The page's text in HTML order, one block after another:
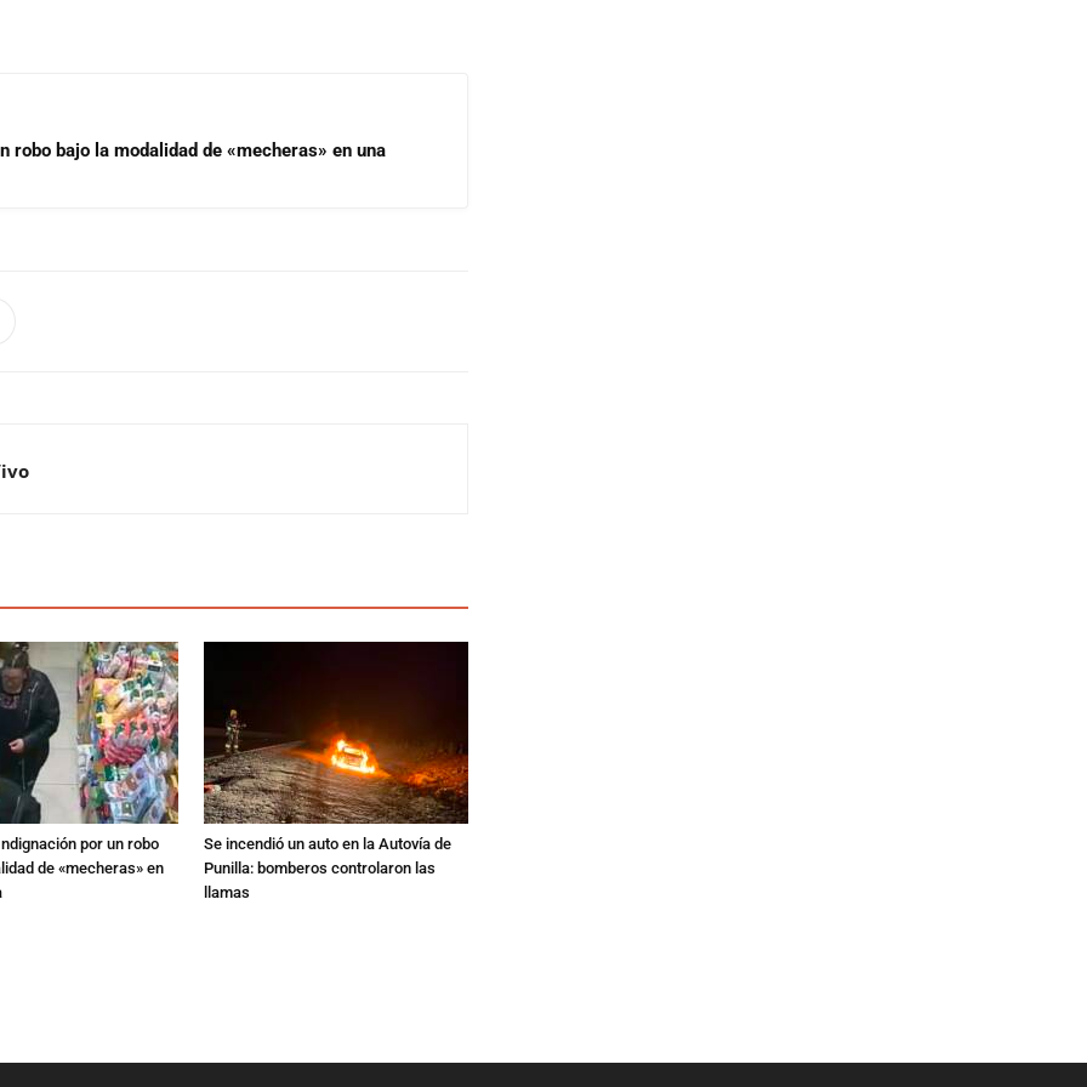
robo bajo la modalidad de «mecheras» en una
por un robo
de «mecheras» en
Se incendió un auto en la Autovía de
Punilla: bomberos controlaron las
llamas